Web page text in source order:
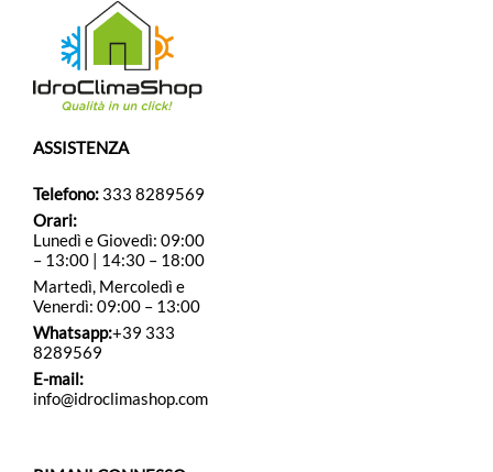
ASSISTENZA
Telefono: 333 8289569
Orari:
Lunedì e Giovedì: 09:00
– 13:00 | 14:30 – 18:00
Martedì, Mercoledì e
Venerdì: 09:00 – 13:00
Whatsapp:+39 333
8289569
E-mail:
info@idroclimashop.com